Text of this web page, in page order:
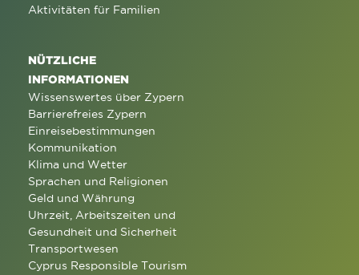
Aktivitäten für Familien
NÜTZLICHE
INFORMATIONEN
Wissenswertes über Zypern
Barrierefreies Zypern
Einreisebestimmungen
Kommunikation
Klima und Wetter
Sprachen und Religionen
Geld und Währung
Uhrzeit, Arbeitszeiten und
Gesundheit und Sicherheit
Transportwesen
Cyprus Responsible Tourism